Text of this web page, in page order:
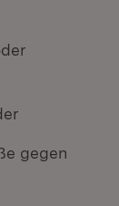
gegen